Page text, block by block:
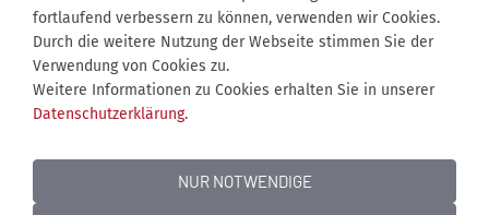
fortlaufend verbessern zu können, verwenden wir Cookies.
Durch die weitere Nutzung der Webseite stimmen Sie der
Verwendung von Cookies zu.
Weitere Informationen zu Cookies erhalten Sie in unserer
Datenschutzerklärung.
NUR NOTWENDIGE